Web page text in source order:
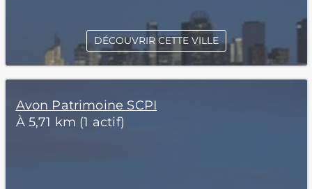
DÉCOUVRIR CETTE VILLE
Avon Patrimoine SCPI
À 5,71 km (1 actif)